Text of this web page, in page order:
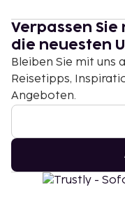
Verpassen
die neuesten
Bleiben Sie mit uns
Reisetipps,
Angeboten.